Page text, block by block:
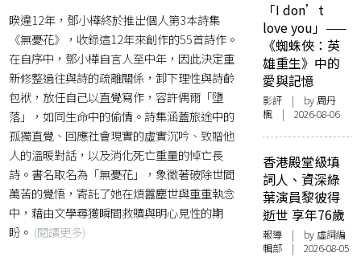
睽違12年，鄧小樺終於推出個人第3本詩集
《無憂花》，收錄這12年來創作的55首詩作。
在自序中，鄧小樺自言人至中年，因此決定重
新修整過往與詩的疏離關係，卸下理性與詩齡
包袱，放任自己以直覺寫作，容許偶爾「墮
落」，如同生命中的偷情。詩集涵蓋旅途中的
孤獨直覺、回應社會現實的虛實沉吟、致贈他
人的溫暖對話，以及消化死亡重量的悼亡長
詩。書名取名為「無憂花」，象徵著破除世間
萬苦的覺悟，寄託了她在煩囂塵世與重重執念
中，藉由文學尋獲瞬間救贖與明心見性的期
盼。 (閱讀更多)
「I don’t
love you」——
《蜘蛛俠：英
雄重生》中的
愛與記憶
影評 | by周丹
楓 | 2026-08-06
香港殿堂級填
詞人、資深綠
葉演員黎彼得
逝世 享年76歲
報導 | by 虛詞編
輯部 | 2026-08-05